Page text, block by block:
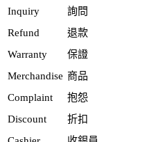
Inquiry
詢問
Refund
退款
Warranty
保證
Merchandise 商品
Complaint
抱怨
Discount
折扣